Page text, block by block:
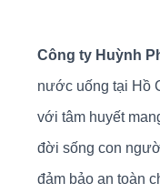
Công ty Huỳnh
nước uống tại Hồ
với tâm huyết
đời sống con
đảm bảo an toàn